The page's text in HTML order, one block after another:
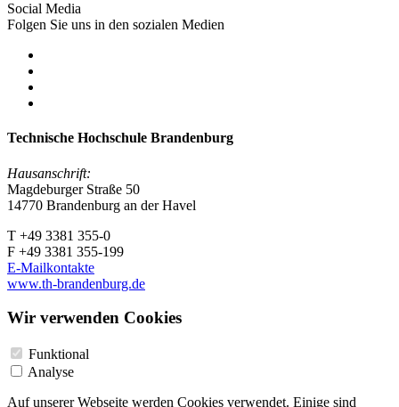
Social Media
Folgen Sie uns in den sozialen Medien
Technische Hochschule Brandenburg
Hausanschrift:
Magdeburger Straße 50
14770 Brandenburg an der Havel
T +49 3381 355-0
F +49 3381 355-199
E-Mailkontakte
www.th-brandenburg.de
Wir verwenden Cookies
Funktional
Analyse
Auf unserer Webseite werden Cookies verwendet. Einige sind